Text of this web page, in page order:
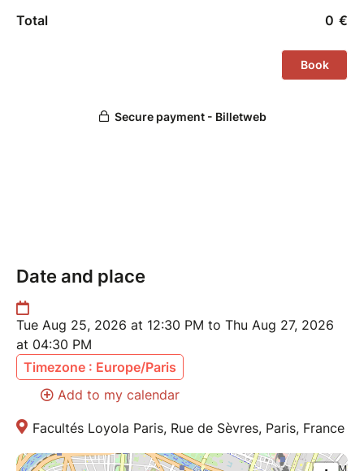
Date and place
Tue Aug 25, 2026 at 12:30 PM to Thu Aug 27, 2026
at 04:30 PM
Timezone : Europe/Paris
Add to my calendar
Facultés Loyola Paris, Rue de Sèvres, Paris, France